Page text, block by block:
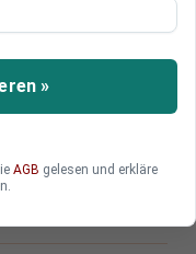
»
AGB gelesen und erkläre